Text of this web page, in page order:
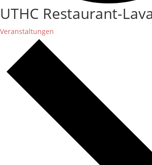
UTHC Restaurant-
Veranstaltungen